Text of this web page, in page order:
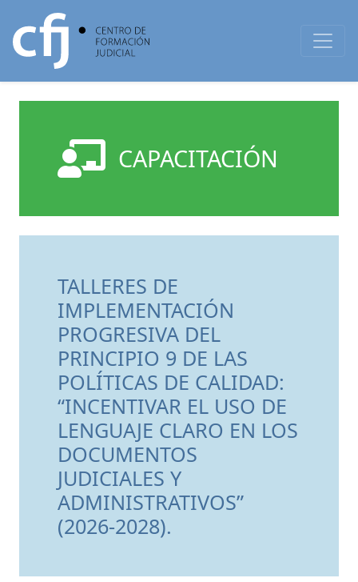
CAPACITACIÓN
TALLERES DE
IMPLEMENTACIÓN
PROGRESIVA DEL
PRINCIPIO 9 DE LAS
POLÍTICAS DE CALIDAD:
“INCENTIVAR EL USO DE
LENGUAJE CLARO EN LOS
DOCUMENTOS
JUDICIALES Y
ADMINISTRATIVOS”
(2026-2028).